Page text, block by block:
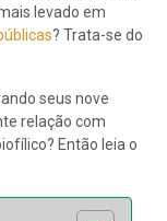
levado em
? Trata-se do
seus nove
relação com
Então leia o